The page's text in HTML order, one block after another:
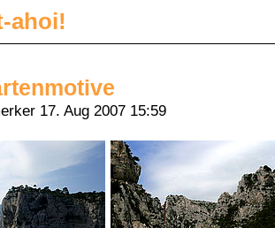
ahoi!
17. Aug 2007 15:59